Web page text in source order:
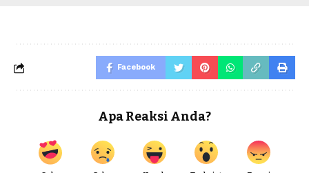
Facebook
Apa Reaksi Anda?